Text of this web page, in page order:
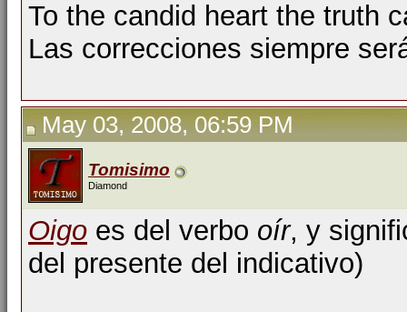
To the candid heart the truth
Las correcciones siempre
May 03, 2008, 06:59 PM
Tomisimo
Diamond
Oigo es del verbo oír, y
del presente del indicativo)